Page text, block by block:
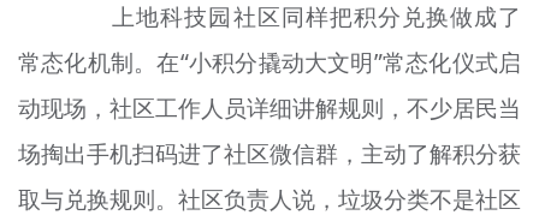
上地科技园社区同样把积分兑换做成了
常态化机制。在“小积分撬动大文明”常态化仪式启
动现场，社区工作人员详细讲解规则，不少居民当
场掏出手机扫码进了社区微信群，主动了解积分获
取与兑换规则。社区负责人说，垃圾分类不是社区